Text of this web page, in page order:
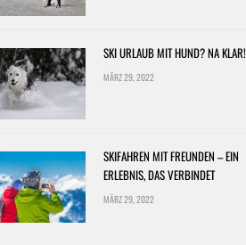
SKI URLAUB MIT HUND? NA KLAR!
MÄRZ 29, 2022
SKIFAHREN MIT FREUNDEN – EIN
ERLEBNIS, DAS VERBINDET
MÄRZ 29, 2022